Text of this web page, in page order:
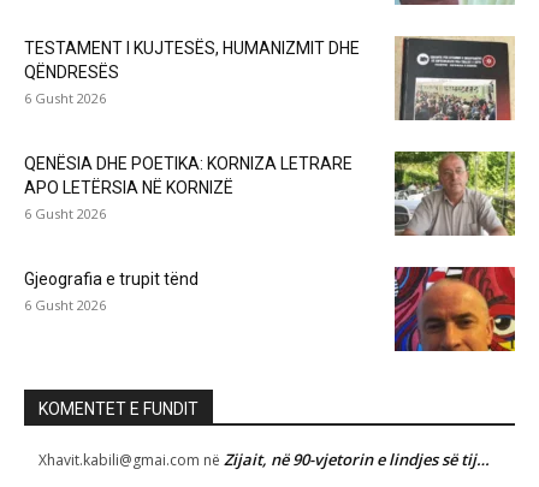
TESTAMENT I KUJTESËS, HUMANIZMIT DHE
QËNDRESËS
6 Gusht 2026
QENËSIA DHE POETIKA: KORNIZA LETRARE
APO LETËRSIA NË KORNIZË
6 Gusht 2026
Gjeografia e trupit tënd
6 Gusht 2026
KOMENTET E FUNDIT
Xhavit.kabili@gmai.com në Zijait, në 90-vjetorin e lindjes së tij…